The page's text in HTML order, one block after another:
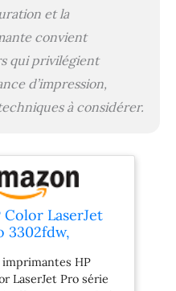
cyan, jaune et
; guide de
rapide ;
d’assistance ;
d’alimentation Les
hp color
pro série 3300
noir, hp 219a cyan,
et magenta, hp
noir, hp 219x cyan,
et magenta Dotée
système de sécurité
qui pourrait
périodiquement mis
par le firmware,
et la
convient
qui privilégient
d’impression,
à considérer.
Color LaserJet
3302fdw,
A4,
Verso
imprimantes HP
LaserJet Pro série